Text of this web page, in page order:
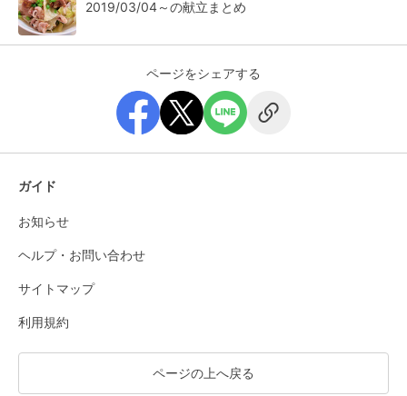
2019/03/04～の献立まとめ
ページをシェアする
ガイド
お知らせ
ヘルプ・お問い合わせ
サイトマップ
利用規約
ページの上へ戻る